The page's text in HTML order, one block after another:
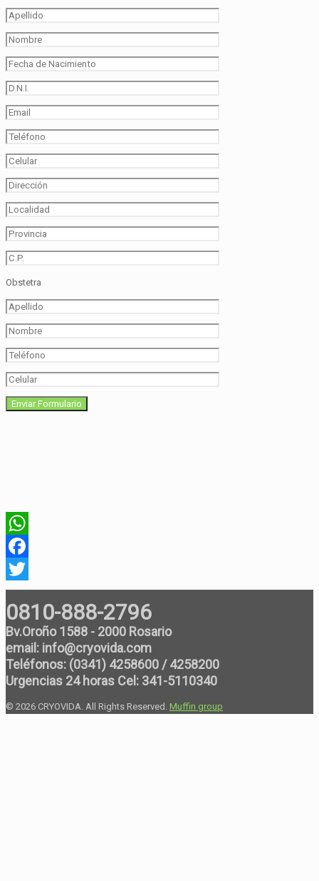
Obstetra
WhatsApp
Facebook
Twitter
0810-888-2796
Bv.Oroño 1588 - 2000 Rosario
email: info@cryovida.com
Teléfonos: (0341) 4258600 / 4258200
Urgencias 24 horas Cel: 341-5110340
© 2026 CRYOVIDA. All Rights Reserved. Muffin group